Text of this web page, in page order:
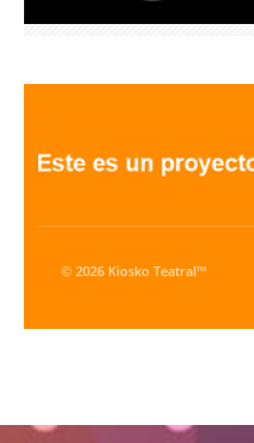
© 2026 Kiosko Teatral™